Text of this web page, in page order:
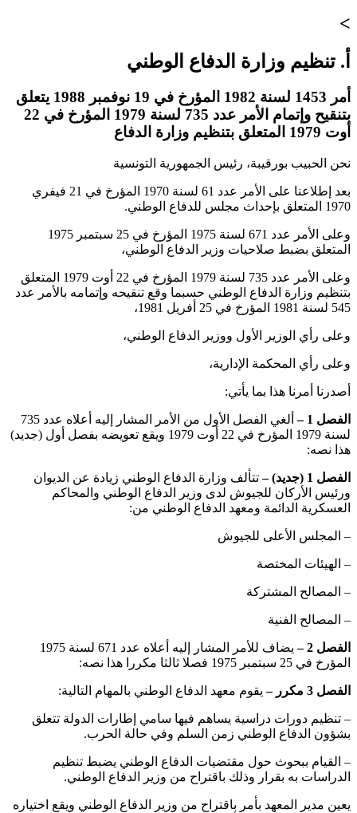
>
أ. تنظيم وزارة الدفاع الوطني
أمر 1453 لسنة 1982 المؤرخ في 19 نوفمبر 1988 يتعلق
بتنقيح وإتمام الأمر عدد 735 لسنة 1979 المؤرخ في 22
أوت 1979 المتعلق بتنظيم وزارة الدفاع
نحن الحبيب بورقيبة، رئيس الجمهورية التونسية
بعد إطلاعنا على الأمر عدد 61 لسنة 1970 المؤرخ في 21 فيفري
1970 المتعلق بإحداث مجلس للدفاع الوطني.
وعلى الأمر عدد 671 لسنة 1975 المؤرخ في 25 سبتمبر 1975
المتعلق بضبط صلاحيات وزير الدفاع الوطني،
وعلى الأمر عدد 735 لسنة 1979 المؤرخ في 22 أوت 1979 المتعلق
بتنظيم وزارة الدفاع الوطني حسبما وقع تنقيحه وإتمامه بالأمر عدد
545 لسنة 1981 المؤرخ في 25 أفريل 1981،
وعلى رأي الوزير الأول ووزير الدفاع الوطني،
وعلى رأي المحكمة الإدارية،
أصدرنا أمرنا هذا بما يأتي:
الفصل 1 –
ألغي الفصل الأول من الأمر المشار إليه أعلاه عدد 735
لسنة 1979 المؤرخ في 22 أوت 1979 ويقع تعويضه بفصل أول (جديد)
هذا نصه:
الفصل 1 (جديد) –
تتألف وزارة الدفاع الوطني زيادة عن الديوان
ورئيس الأركان للجيوش لدى وزير الدفاع الوطني والمحاكم
العسكرية الدائمة ومعهد الدفاع الوطني من:
– المجلس الأعلى للجيوش
– الهيئات المختصة
– المصالح المشتركة
– المصالح الفنية
الفصل 2 –
يضاف للأمر المشار إليه أعلاه عدد 671 لسنة 1975
المؤرخ في 25 سبتمبر 1975 فصلا ثالثا مكررا هذا نصه:
الفصل 3 مكرر – يقوم معهد الدفاع الوطني بالمهام التالية:
– تنظيم دورات دراسية يساهم فيها سامي إطارات الدولة تتعلق
بشؤون الدفاع الوطني زمن السلم وفي حالة الحرب.
– القيام ببحوث حول مقتضيات الدفاع الوطني يضبط تنظيم
الدراسات به بقرار وذلك باقتراح من وزير الدفاع الوطني.
يعين مدير المعهد بأمر باقتراح من وزير الدفاع الوطني ويقع اختياره